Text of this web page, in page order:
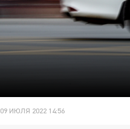
09 ИЮЛЯ 2022 14:56